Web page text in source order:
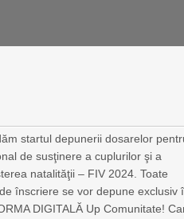
startul depunerii dosarelor
de susţinere a cuplurilor şi a
natalităţii – FIV 2024. Toate
înscriere se vor depune exclusiv
DIGITALĂ Up Comunitate!